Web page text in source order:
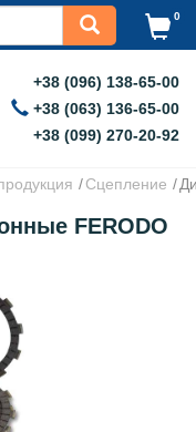
0
+38 (096) 138-65-00
+38 (063) 136-65-00
+38 (099) 270-20-92
Сцепление
FERODO